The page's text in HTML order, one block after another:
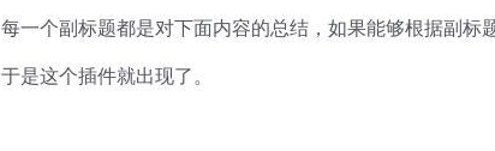
每一个副标题都是对下面内容的总结，如果能够根据副标
于是这个插件就出现了。